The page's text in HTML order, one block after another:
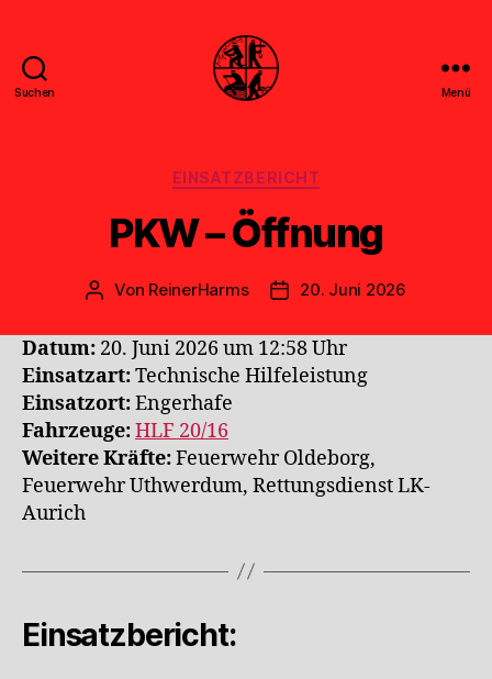
Suchen Menü
Kategorien
EINSATZBERICHT
PKW – Öffnung
Beitragsautor
Von ReinerHarms Veröffentlichungsdatum
20. Juni 2026
Datum: 20. Juni 2026 um 12:58 Uhr
Einsatzart:Technische Hilfeleistung
Einsatzort:Engerhafe
Fahrzeuge:HLF 20/16
Weitere Kräfte:Feuerwehr Oldeborg,
Feuerwehr Uthwerdum, Rettungsdienst LK-
Aurich
Einsatzbericht: